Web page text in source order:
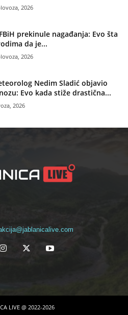
2026
prekinule nagađanja: Evo šta
da je...
2026
Nedim Sladić objavio
Evo kada stiže drastična...
2026
LIVE @ 2022-2026